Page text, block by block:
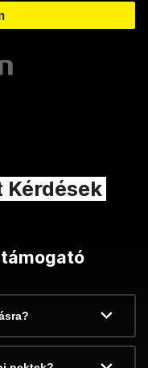
Kérdések